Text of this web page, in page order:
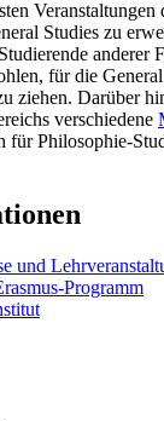
Veranstaltungen
Studies zu
anderer
für die
ziehen. Darüber
verschiedene
für Philosophie-
und
Programm